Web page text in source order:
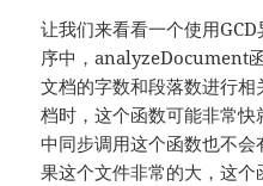
让我们来看看一个使用
序中，analyzeDocument
文档的字数和段落数进行
档时，这个函数可能非常
中同步调用这个函数也不
果这个文件非常的大，这